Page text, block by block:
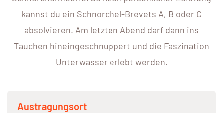
kannst du ein Schnorchel-Brevets A, B oder C
absolvieren. Am letzten Abend darf dann ins
Tauchen hineingeschnuppert und die Faszination
Unterwasser erlebt werden.
Austragungsort